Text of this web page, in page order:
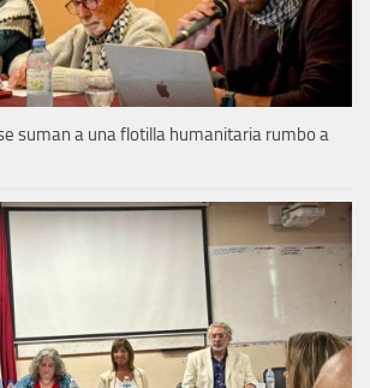
suman a una flotilla humanitaria rumbo a